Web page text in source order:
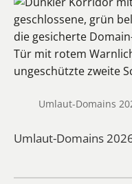
Umlaut-Domains
Umlaut-Domains